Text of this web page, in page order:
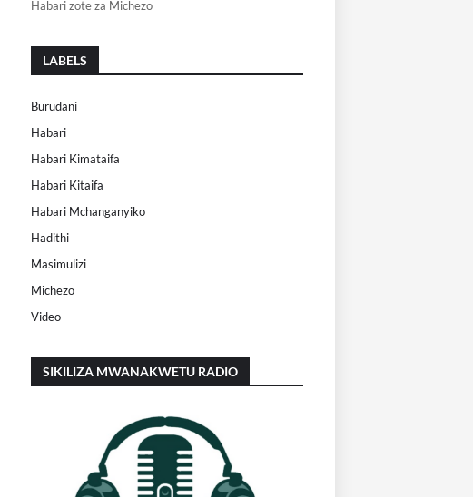
Habari zote za Michezo
LABELS
Burudani
Habari
Habari Kimataifa
Habari Kitaifa
Habari Mchanganyiko
Hadithi
Masimulizi
Michezo
Video
SIKILIZA MWANAKWETU RADIO